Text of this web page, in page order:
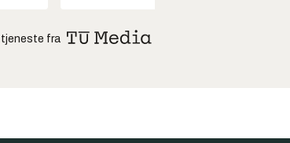
tjeneste fra